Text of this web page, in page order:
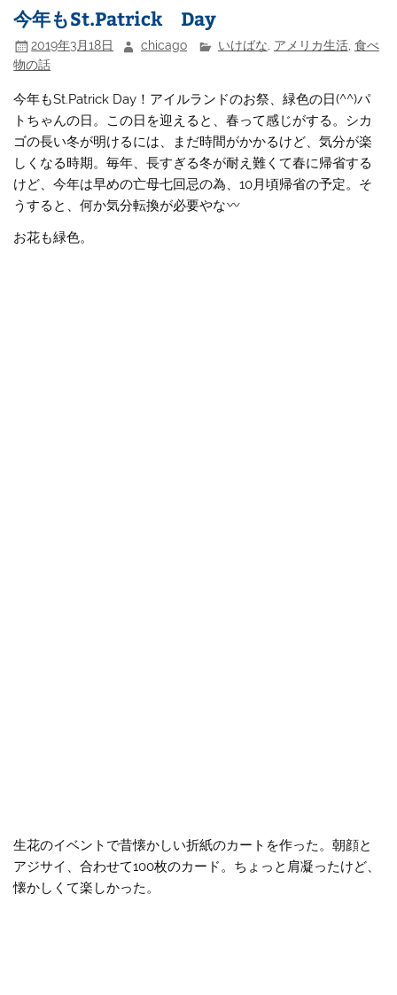
今年もSt.Patrick Day
2019年3月18日 chicago いけばな, アメリカ生活, 食べ
物の話
今年もSt.Patrick Day！アイルランドのお祭、緑色の日(^^)パ
トちゃんの日。この日を迎えると、春って感じがする。シカ
ゴの長い冬が明けるには、まだ時間がかかるけど、気分が楽
しくなる時期。毎年、長すぎる冬が耐え難くて春に帰省する
けど、今年は早めの亡母七回忌の為、10月頃帰省の予定。そ
うすると、何か気分転換が必要やな
お花も緑色。
生花のイベントで昔懐かしい折紙のカートを作った。朝顔と
アジサイ、合わせて100枚のカード。ちょっと肩凝ったけど、
懐かしくて楽しかった。